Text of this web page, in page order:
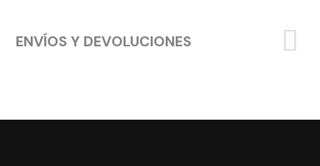
ENVÍOS Y DEVOLUCIONES